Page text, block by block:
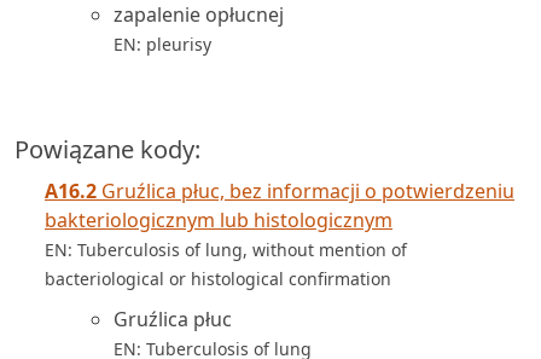
zapalenie opłucnej
EN: pleurisy
Powiązane kody:
A16.2 Gruźlica płuc, bez informacji o potwierdzeniu
bakteriologicznym lub histologicznym
EN: Tuberculosis of lung, without mention of
bacteriological or histological confirmation
Gruźlica płuc
EN: Tuberculosis of lung